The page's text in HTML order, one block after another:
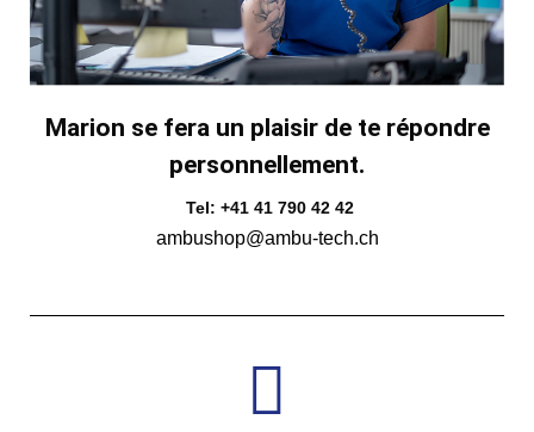
Marion se fera un plaisir de te répondre
personnellement.
Tel: +41 41 790 42 42
ambushop@ambu-tech.ch